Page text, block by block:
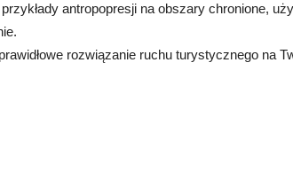
antropopresji na obszary chronione,
rozwiązanie ruchu turystycznego na